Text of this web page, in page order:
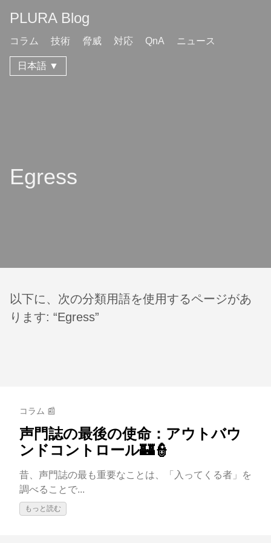
PLURA Blog
コラム 技術 脅威 対応 QnA ニュース
日本語 ▼
Egress
以下に、次の分類用語を使用するページがあ
ります: “Egress”
コラム 📰
声門誌の最後の使命：アウトバウ
ンドコントロール🏰👮
昔、声門誌の最も重要なことは、「入ってくる者」を
調べることで...
もっと読む